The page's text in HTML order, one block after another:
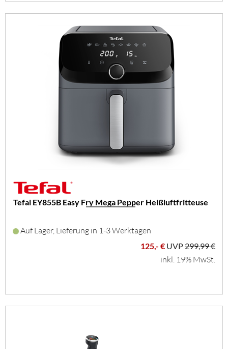
Tefal EY855B Easy Fry Mega Pepper Heißluftfritteuse
Auf Lager, Lieferung in 1-3 Werktagen
125,- € UVP299,99 €
inkl. 19% MwSt.